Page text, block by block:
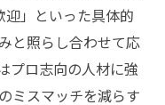
」といった具体的
と照らし合わせて応
プロ志向の人材に強
ミスマッチを減らす